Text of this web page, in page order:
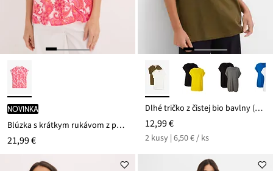
novinka
Blúzka s krátkym rukávom z padavého saténu
21,99 €
Dlhé tričko z čistej bio bavlny (2 ks v balení)
12,99 €
2 kusy | 6,50 € / ks